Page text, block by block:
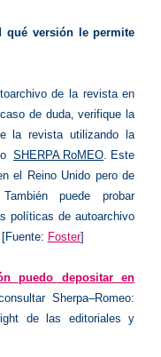
qué versión le permite
de la revista en
de duda, verifique la
la revista utilizando la
SHERPA RoMEO. Este
el Reino Unido pero de
puede probar
políticas de autoarchivo
Foster]
puedo depositar en
Sherpa–Romeo:
de las editoriales y